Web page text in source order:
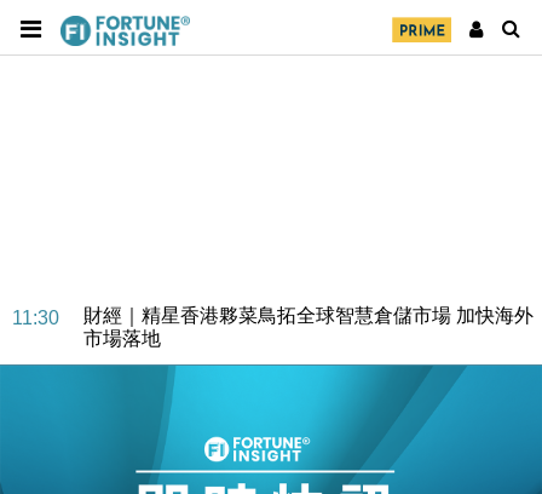
11:30
財經｜精星香港夥菜鳥拓全球智慧倉儲市場 加快海外
市場落地
地產｜大酒店中期轉賺2300萬元 斥21億翻新香港及
國際｜特朗普赴洛杉磯高球場活動前 男子攜槍彈被捕